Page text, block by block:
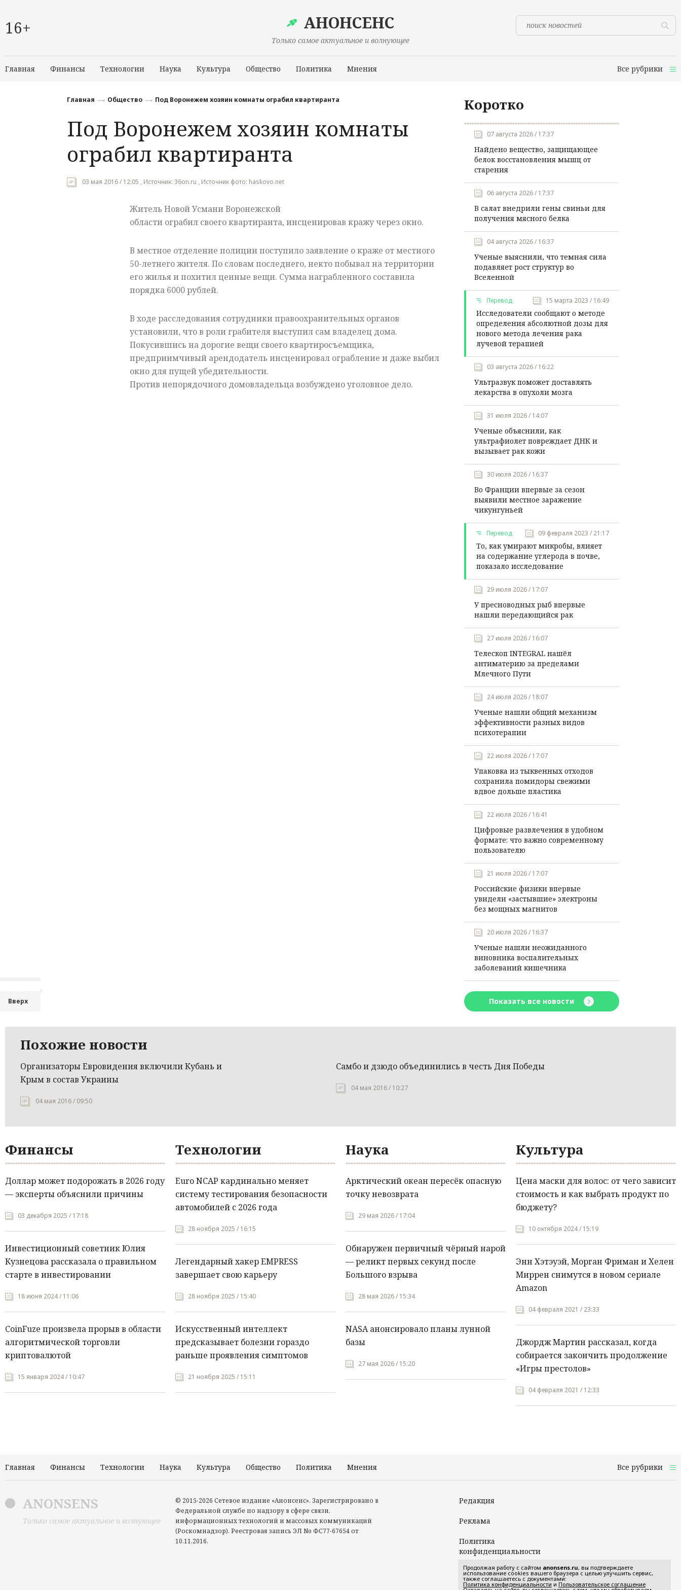
16+ АНОНСЕНС
Только самое актуальное и волнующее
Главная Финансы Технологии Наука Культура Общество Политика Мнения Все рубрики
Происшествия
Вверх
Главная Общество Под Воронежем хозяин комнаты ограбил квартиранта
Под Воронежем хозяин комнаты
ограбил квартиранта
03 мая 2016 / 12:05 , Источник: 36on.ru , Источник фото: haskovo.net
Житель Новой Усмани Воронежской
области ограбил своего квартиранта, инсценировав кражу через окно.
В местное отделение полиции поступило заявление о краже от местного
50-летнего жителя. По словам последнего, некто побывал на территории
его жилья и похитил ценные вещи. Сумма награбленного составила
порядка 6000 рублей.
В ходе расследования сотрудники правоохранительных органов
установили, что в роли грабителя выступил самвладелец дома.
Покусившись на дорогие вещи своего квартиросъемщика,
предприимчивый арендодатель инсценировал ограбление и даже выбил
окно для пущей убедительности.
Против непорядочного домовладельца возбуждено уголовное дело.
Коротко
07 августа 2026 / 17:37
Найдено вещество, защищающее
белок восстановления мышц от
старения
06 августа 2026 / 17:37
В салат внедрили гены свиньи для
получения мясного белка
04 августа 2026 / 16:37
Ученые выяснили, что темная сила
подавляет рост структур во
Вселенной
Перевод 15 марта 2023 / 16:49
Исследователи сообщают о методе
определения абсолютной дозы для
нового метода лечения рака
лучевой терапией
03 августа 2026 / 16:22
Ультразвук поможет доставлять
лекарства в опухоли мозга
31 июля 2026 / 14:07
Ученые объяснили, как
ультрафиолет повреждает ДНК и
вызывает рак кожи
30 июля 2026 / 16:37
Во Франции впервые за сезон
выявили местное заражение
чикунгуньей
Перевод 09 февраля 2023 / 21:17
То, как умирают микробы, влияет
на содержание углерода в почве,
показало исследование
29 июля 2026 / 17:07
У пресноводных рыб впервые
нашли передающийся рак
27 июля 2026 / 16:07
Телескоп INTEGRAL нашёл
антиматерию за пределами
Млечного Пути
24 июля 2026 / 18:07
Ученые нашли общий механизм
эффективности разных видов
психотерапии
22 июля 2026 / 17:07
Упаковка из тыквенных отходов
сохранила помидоры свежими
вдвое дольше пластика
22 июля 2026 / 16:41
Цифровые развлечения в удобном
формате: что важно современному
пользователю
21 июля 2026 / 17:07
Российские физики впервые
увидели «застывшие» электроны
без мощных магнитов
20 июля 2026 / 16:37
Ученые нашли неожиданного
виновника воспалительных
заболеваний кишечника
Показать все новости
Похожие новости
Организаторы Евровидения включили Кубань и
Крым в состав Украины
04 мая 2016 / 09:50
Самбо и дзюдо объединились в честь Дня Победы
04 мая 2016 / 10:27
Финансы
Доллар может подорожать в 2026 году
— эксперты объяснили причины
03 декабря 2025 / 17:18
Инвестиционный советник Юлия
Кузнецова рассказала о правильном
старте в инвестировании
18 июня 2024 / 11:06
CoinFuze произвела прорыв в области
алгоритмической торговли
криптовалютой
15 января 2024 / 10:47
Технологии
Euro NCAP кардинально меняет
систему тестирования безопасности
автомобилей с 2026 года
28 ноября 2025 / 16:15
Легендарный хакер EMPRESS
завершает свою карьеру
28 ноября 2025 / 15:40
Искусственный интеллект
предсказывает болезни гораздо
раньше проявления симптомов
21 ноября 2025 / 15:11
Наука
Арктический океан пересёк опасную
точку невозврата
29 мая 2026 / 17:04
Обнаружен первичный чёрный нарой
— реликт первых секунд после
Большого взрыва
28 мая 2026 / 15:34
NASA анонсировало планы лунной
базы
27 мая 2026 / 15:20
Культура
Цена маски для волос: от чего зависит
стоимость и как выбрать продукт по
бюджету?
10 октября 2024 / 15:19
Энн Хэтэуэй, Морган Фриман и Хелен
Миррен снимутся в новом сериале
Amazon
04 февраля 2021 / 23:33
Джордж Мартин рассказал, когда
собирается закончить продолжение
«Игры престолов»
04 февраля 2021 / 12:33
Главная Финансы Технологии Наука Культура Общество Политика Мнения Все рубрики
ANONSENS
Только самое актуальное и волнующее
© 2015-2026 Сетевое издание «Анонсенс». Зарегистрировано в
Федеральной службе по надзору в сфере связи,
информационных технологий и массовых коммуникаций
(Роскомнадзор). Реестровая запись ЭЛ No ФС77-67654 от
10.11.2016.
Редакция
Реклама
Политика
конфиденциальности
Пользовательское
соглашение
Продолжая работу с сайтом anonsens.ru, вы подтверждаете
использование cookies вашего браузера с целью улучшить сервис,
также соглашаетесь с документами:
Политика конфиденциальности и Пользовательское соглашение